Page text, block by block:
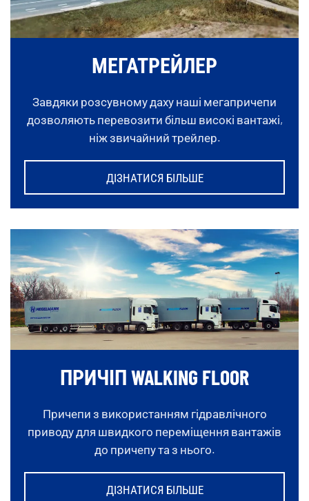
МЕГАТРЕЙЛЕР
Завдяки розсувному даху наші мегапричепи
дозволяють перевозити більш високі вантажі,
ніж звичайний трейлер.
ДІЗНАТИСЯ БІЛЬШЕ
ПРИЧІП WALKING FLOOR
Причепи з використанням гідравлічного
приводу для швидкого переміщення вантажів
до причепу та з нього.
ДІЗНАТИСЯ БІЛЬШЕ